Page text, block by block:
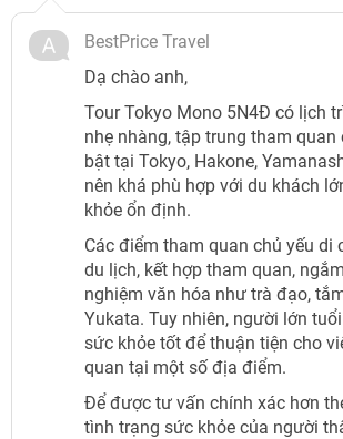
BestPrice Travel
Dạ chào anh,
Tour Tokyo Mono 5N4Đ có lịch
nhẹ nhàng, tập trung tham quan
bật tại Tokyo, Hakone,
nên khá phù hợp với du khách
khỏe ổn định.
Các điểm tham quan chủ yếu di
du lịch, kết hợp tham quan,
nghiệm văn hóa như trà đạo,
Yukata. Tuy nhiên, người lớn
sức khỏe tốt để thuận tiện cho
quan tại một số địa điểm.
Để được tư vấn chính xác hơn
tình trạng sức khỏe của người